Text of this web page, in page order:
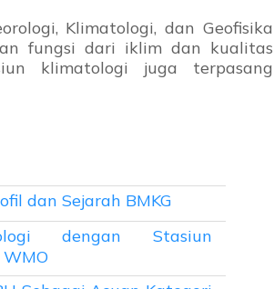
Klimatologi, dan Geofisika
fungsi dari iklim dan kualitas
klimatologi juga terpasang
dan Sejarah BMKG
dengan Stasiun